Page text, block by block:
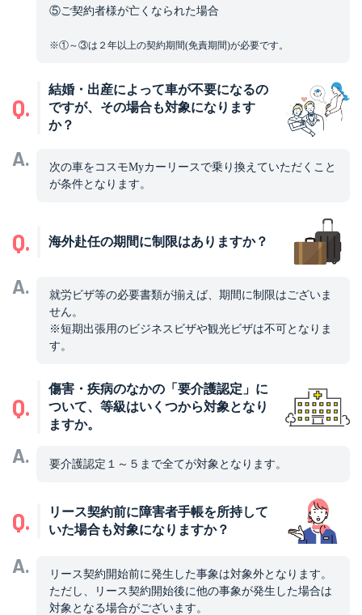
⑤ご契約者様が亡くなられた場合
※①～③は２年以上の契約期間(免責期間)が必要です。
Q.
結婚・出産によって車が不要になるの
ですが、その場合も対象になります
か？
A.
次の車をコスモMyカーリースで乗り換えていただくこと
が条件となります。
Q. 海外赴任の期間に制限はありますか？
A.
就労ビザ等の必要書類が揃えば、期間に制限はございま
せん。
※短期出張用のビジネスビザや観光ビザは不可となりま
す。
Q.
傷害・疾病のなかの「要介護認定」に
ついて、等級はいくつから対象となり
ますか。
A. 要介護認定１～５まで全てが対象となります。
Q.
リース契約前に障害者手帳を所持して
いた場合も対象になりますか？
A.
リース契約開始前に発生した事象は対象外となります。
ただし、リース契約開始後に他の事象が発生した場合は
対象となる場合がございます。